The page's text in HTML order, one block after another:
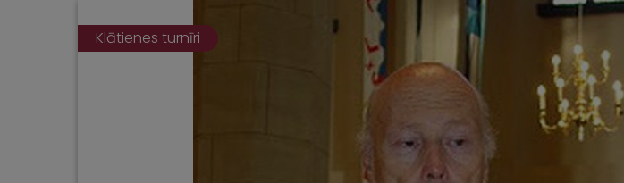
Klātienes turnīri